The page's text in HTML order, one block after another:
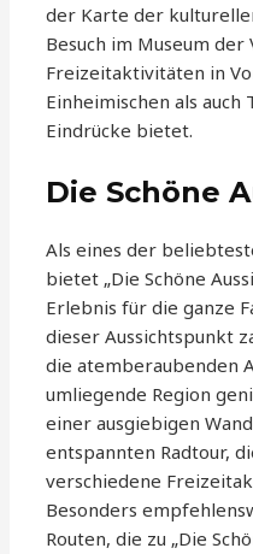
der Karte der
Besuch im Museum
Freizeitaktivitäten in
Einheimischen als
Eindrücke bietet.
Die Schöne
Als eines der
bietet „Die Schöne
Erlebnis für die ganze
dieser Aussichtspunkt
die atemberaubenden
umliegende Region
einer ausgiebigen
entspannten Radtour,
verschiedene
Besonders
Routen, die zu „Die